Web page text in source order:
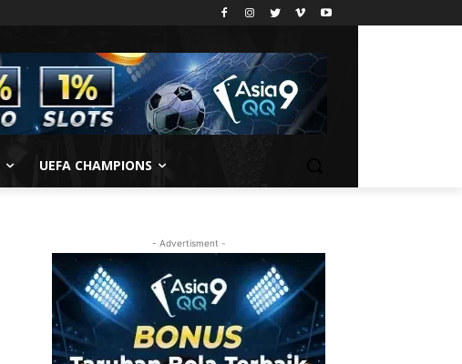
UEFA CHAMPIONS
- Advertisment -